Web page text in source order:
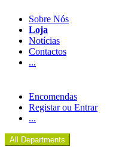
Sobre Nós
Loja
Notícias
Contactos
...
Encomendas
Registar ou Entrar
...
All Departments